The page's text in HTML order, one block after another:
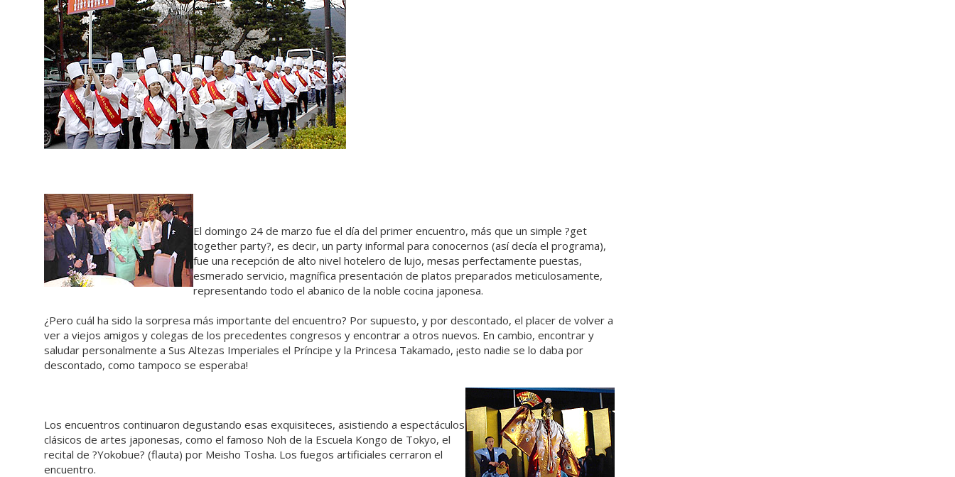
El domingo 24 de marzo fue el día del primer encuentro, más que un simple ?get
together party?, es decir, un party informal para conocernos (así decía el programa),
fue una recepción de alto nivel hotelero de lujo, mesas perfectamente puestas,
esmerado servicio, magnífica presentación de platos preparados meticulosamente,
representando todo el abanico de la noble cocina japonesa.
¿Pero cuál ha sido la sorpresa más importante del encuentro? Por supuesto, y por descontado, el placer de volver a
ver a viejos amigos y colegas de los precedentes congresos y encontrar a otros nuevos. En cambio, encontrar y
saludar personalmente a Sus Altezas Imperiales el Príncipe y la Princesa Takamado, ¡esto nadie se lo daba por
descontado, como tampoco se esperaba!
Los encuentros continuaron degustando esas exquisiteces, asistiendo a espectáculos
clásicos de artes japonesas, como el famoso Noh de la Escuela Kongo de Tokyo, el
recital de ?Yokobue? (flauta) por Meisho Tosha. Los fuegos artificiales cerraron el
encuentro.